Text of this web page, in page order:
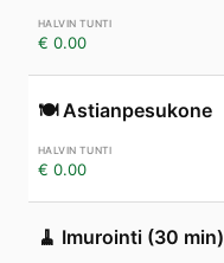
€ 0.00
🍽️ Astianpesukone
€ 0.00
🧹 Imurointi (30 min)